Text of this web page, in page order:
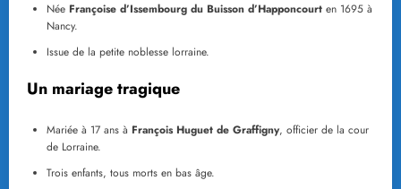
Née Françoise d’Issembourg du Buisson d’Happoncourt en 1695 à
Nancy.
Issue de la petite noblesse lorraine.
Un mariage tragique
Mariée à 17 ans à François Huguet de Graffigny, officier de la cour
de Lorraine.
Trois enfants, tous morts en bas âge.